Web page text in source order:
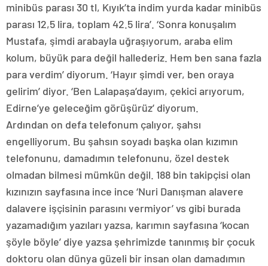
minibüs parası 30 tl, Kıyık’ta indim yurda kadar minibüs
parası 12,5 lira, toplam 42.5 lira’. ‘Sonra konuşalım
Mustafa, şimdi arabayla uğraşıyorum, araba elim
kolum, büyük para değil hallederiz. Hem ben sana fazla
para verdim’ diyorum. ‘Hayır şimdi ver, ben oraya
gelirim’ diyor. ‘Ben Lalapaşa’dayım, çekici arıyorum,
Edirne’ye geleceğim görüşürüz’ diyorum.
Ardından on defa telefonum çalıyor, şahsı
engelliyorum. Bu şahsın soyadı başka olan kızımın
telefonunu, damadımın telefonunu, özel destek
olmadan bilmesi mümkün değil. 188 bin takipçisi olan
kızınızın sayfasına ince ince ‘Nuri Danışman alavere
dalavere işçisinin parasını vermiyor’ vs gibi burada
yazamadığım yazıları yazsa, karımın sayfasına ‘kocan
şöyle böyle’ diye yazsa şehrimizde tanınmış bir çocuk
doktoru olan dünya güzeli bir insan olan damadımın